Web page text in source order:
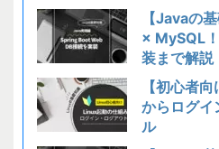
【Javaの
× MySQL
装まで解説
【初心者
からログイ
ル